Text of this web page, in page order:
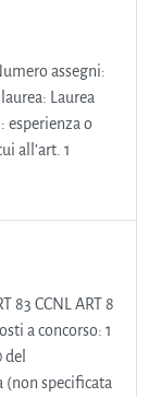
assegni:
Laurea
esperienza o
all’art. 1
83 CCNL ART 8
a concorso: 1
(non specificata